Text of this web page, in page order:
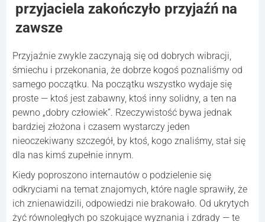
przyjaciela zakończyło przyjaźń na
zawsze
Przyjaźnie zwykle zaczynają się od dobrych wibracji,
śmiechu i przekonania, że dobrze kogoś poznaliśmy od
samego początku. Na początku wszystko wydaje się
proste — ktoś jest zabawny, ktoś inny solidny, a ten na
pewno „dobry człowiek”. Rzeczywistość bywa jednak
bardziej złożona i czasem wystarczy jeden
nieoczekiwany szczegół, by ktoś, kogo znaliśmy, stał się
dla nas kimś zupełnie innym.
Kiedy poproszono internautów o podzielenie się
odkryciami na temat znajomych, które nagle sprawiły, że
ich znienawidzili, odpowiedzi nie brakowało. Od ukrytych
żyć równoległych po szokujące wyznania i zdrady — te